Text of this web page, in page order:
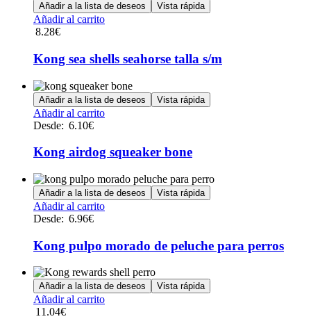
Añadir a la lista de deseos Vista rápida
Añadir al carrito
8.28€
Kong sea shells seahorse talla s/m
Añadir a la lista de deseos Vista rápida
Añadir al carritoEste
múltiples
variantes.
Las
opciones
se
pueden
la
de
producto
Desde: 6.10€
Kong airdog squeaker bone
Añadir a la lista de deseos Vista rápida
Añadir al carritoEste
múltiples
variantes.
Las
opciones
se
pueden
Desde: 6.96€
Kong pulpo morado de peluche para perros
Añadir a la lista de deseos Vista rápida
Añadir al carrito
11.04€